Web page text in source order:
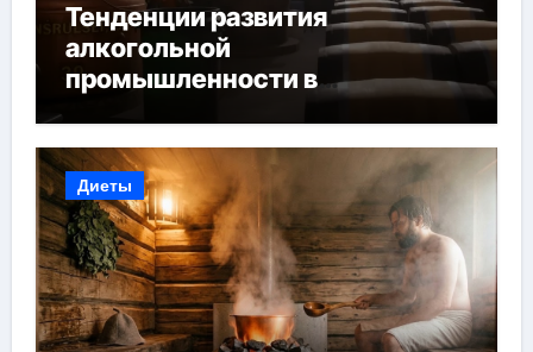
Тенденции развития
алкогольной
промышленности в
Диеты